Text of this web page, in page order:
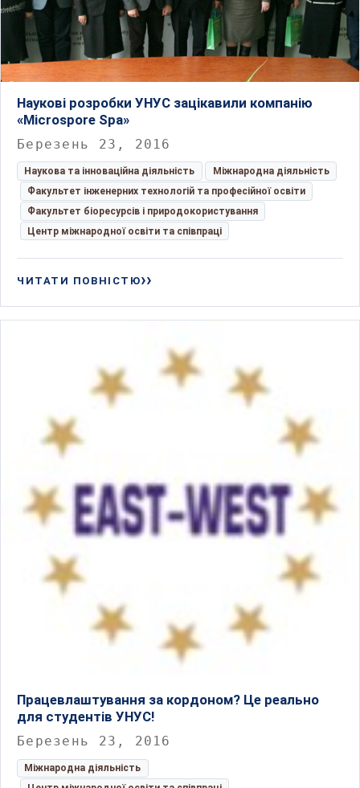
Наукові розробки УНУС зацікавили компанію
«Microspore Spa»
Березень 23, 2016
Наукова та інноваційна діяльність
Міжнародна діяльність
Факультет інженерних технологій та професійної освіти
Факультет біоресурсів і природокористування
Центр міжнародної освіти та співпраці
ЧИТАТИ ПОВНІСТЮ
Працевлаштування за кордоном? Це реально
для студентів УНУС!
Березень 23, 2016
Міжнародна діяльність